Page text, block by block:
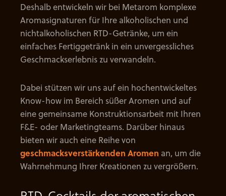
Deshalb entwickeln wir bei Metarom komplexe
Aromasignaturen für Ihre alkoholischen und
nichtalkoholischen RTD-Getränke, um ein
einfaches Fertiggetränk in ein unvergessliches
Geschmackserlebnis zu verwandeln.
Dabei stützen wir uns auf ein hochentwickeltes
Know-how im Bereich süßer Aromen und auf
eine gemeinsame Konstruktionsarbeit mit Ihren
F&E- oder Marketingteams. Darüber hinaus
bieten wir auch eine Reihe von
geschmacksverstärkenden Aromen an, um die
Wahrnehmung Ihrer Kreationen zu vergrößern.